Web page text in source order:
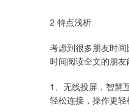
2 特点浅析
考虑到很多朋友时
时间阅读全文的朋友
1、无线投屏，智慧
轻松连接，操作更轻